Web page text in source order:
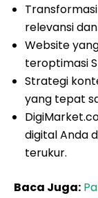
relevansi
Website
teroptimasi
Strategi
yang tepat
digital Anda
terukur.
Baca Juga: